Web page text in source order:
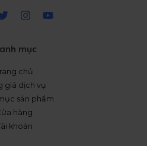
mục
chủ
giá dịch vụ
sản phẩm
hàng
khoản